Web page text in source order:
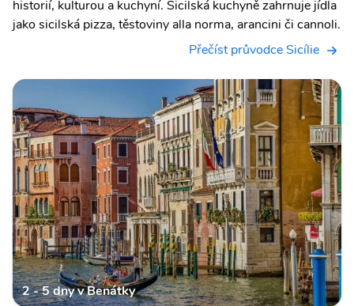
historií, kulturou a kuchyní. Sicilská kuchyně zahrnuje jídla
jako sicilská pizza, těstoviny alla norma, arancini či cannoli.
Přečíst průvodce Sicílie
2 - 5 dny v Benátky